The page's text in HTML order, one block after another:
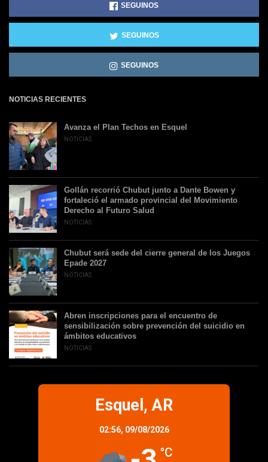
SEGUINOS
SEGUINOS
SEGUINOS
NOTICIAS RECIENTES
Avanza el Plan Techos en Esquel
NOTICIAS
Gollán recorrió Chubut junto a Dante Bowen y
fortaleció el armado provincial del Movimiento
Derecho al Futuro Salud
NOTICIAS
Chubut será sede del cierre general de los Juegos
Epade 2027
NOTICIAS
Abren inscripciones para el encuentro de
sensibilización sobre prevención del suicidio en
ámbitos educativos
NOTICIAS
Esquel, AR
02:56, 09/08/2026
°C